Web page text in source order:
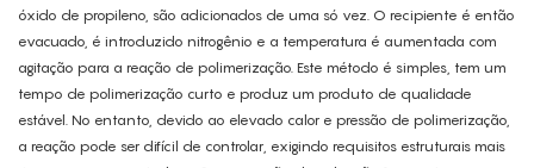
óxido de propileno, são adicionados de uma só vez. O recipiente é então
evacuado, é introduzido nitrogênio e a temperatura é aumentada com
agitação para a reação de polimerização. Este método é simples, tem um
tempo de polimerização curto e produz um produto de qualidade
estável. No entanto, devido ao elevado calor e pressão de polimerização,
a reação pode ser difícil de controlar, exigindo requisitos estruturais mais